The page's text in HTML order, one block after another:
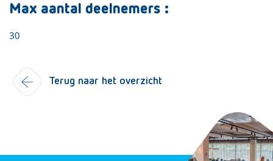
Max aantal deelnemers :
30
Terug naar het overzicht